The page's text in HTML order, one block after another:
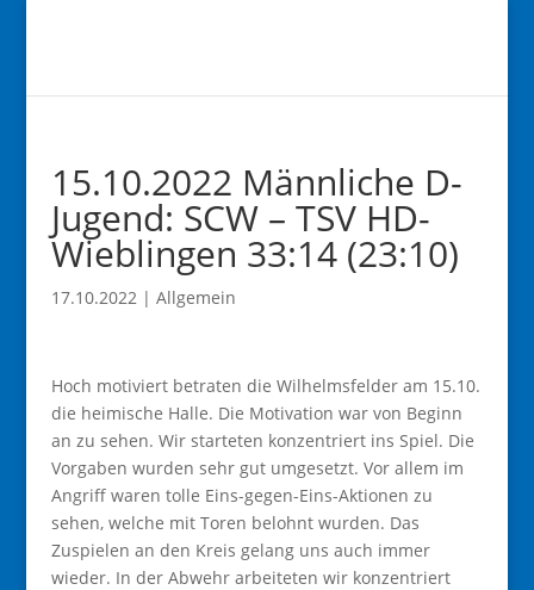
15.10.2022 Männliche D-
Jugend: SCW – TSV HD-
Wieblingen 33:14 (23:10)
17.10.2022| Allgemein
Hoch motiviert betraten die Wilhelmsfelder am 15.10.
die heimische Halle. Die Motivation war von Beginn
an zu sehen. Wir starteten konzentriert ins Spiel. Die
Vorgaben wurden sehr gut umgesetzt. Vor allem im
Angriff waren tolle Eins-gegen-Eins-Aktionen zu
sehen, welche mit Toren belohnt wurden. Das
Zuspielen an den Kreis gelang uns auch immer
wieder. In der Abwehr arbeiteten wir konzentriert